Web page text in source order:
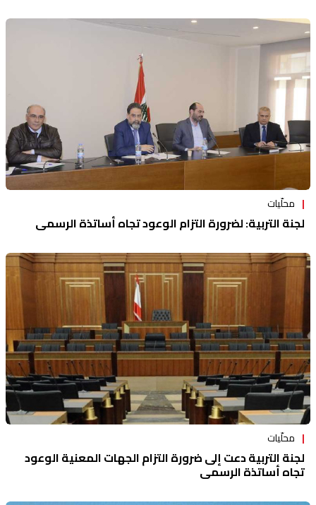
محلّيات
لجنة التربية: لضرورة التزام الوعود تجاه أساتذة الرسمي
محلّيات
لجنة التربية دعت إلى ضرورة التزام الجهات المعنية الوعود
تجاه أساتذة الرسمي